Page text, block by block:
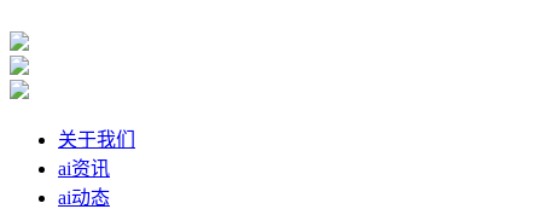
关于我们
ai资讯
ai动态